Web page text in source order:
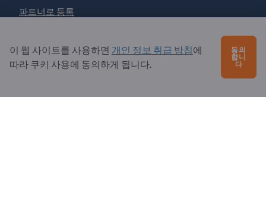
파트너로 등록
문의?
자주 묻는 질문
이 웹 사이트를 사용하면 개인 정보 취급 방침에
따라 쿠키 사용에 동의하게 됩니다.
동의
합니
다